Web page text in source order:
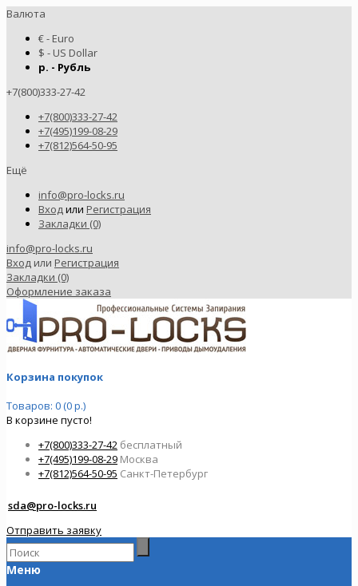
Валюта
€ - Euro
$ - US Dollar
р. - Рубль
+7(800)333-27-42
+7(800)333-27-42
+7(495)199-08-29
+7(812)564-50-95
Ещё
info@pro-locks.ru
Входили Регистрация
Закладки (0)
info@pro-locks.ru
Вход или Регистрация
Закладки (0)
Оформление заказа
Корзина покупок
Товаров: 0 (0 р.)
В корзине пусто!
+7(800)333-27-42 бесплатный
+7(495)199-08-29 Москва
+7(812)564-50-95 Санкт-Петербург
sda@pro-locks.ru
Отправить заявку
Меню